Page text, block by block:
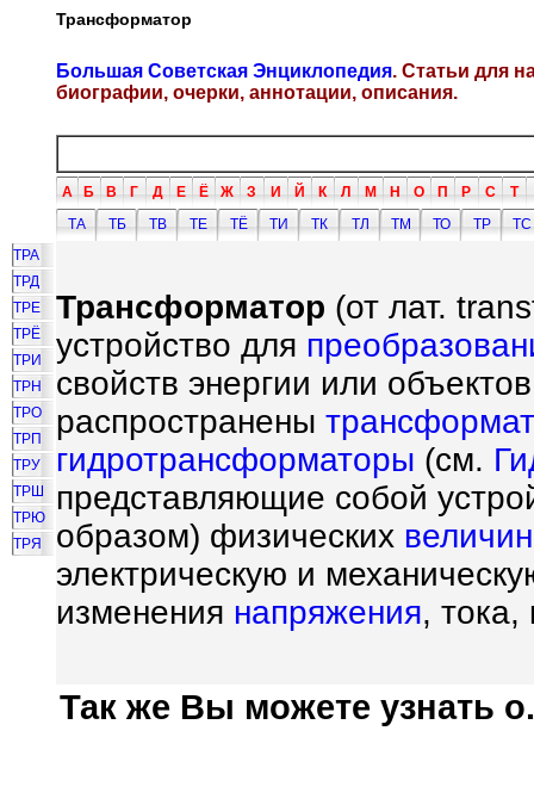
Трансформатор
Большая Советская Энциклопедия. Статьи для
биографии, очерки, аннотации, описания.
А Б В Г Д Е Ё Ж З И Й К Л М Н О П Р С Т
ТА
ТБ ТВ ТЕ ТЁ ТИ ТК ТЛ ТМ ТО ТР
ТС
ТРА
ТРД
ТРЕ
ТРЁ
ТРИ
ТРН
ТРО
ТРП
ТРУ
ТРШ
ТРЮ
ТРЯ
Трансформатор (от лат.
устройство для
свойств энергии или
распространены
гидротрансформаторы (см.
представляющие собой
образом) физических
электрическую и
изменения напряжения, тока,
Так же Вы можете узнать